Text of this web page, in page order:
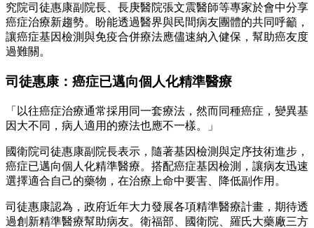
究院司徒惠康副院長、長庚醫院張文震醫師等專家於會中分享
癌症治療新趨勢。盼能透過醫界與民間病友團體的共同呼籲，
讓癌症基因檢測與免疫合併療法應儘速納入健保，幫助癌友度
過難關。
司徒惠康：癌症已邁向個人化精準醫療
「以往癌症治療通常採用同一套療法，然而同種癌症，變異基
因大不同，病人適用的療法也應不一樣。」
國衛院司徒惠康副院長表示，隨著基因檢測與定序技術進步，
癌症已邁向個人化精準醫療。搭配癌症基因檢測，讓病友迅速
選擇適合自己的藥物，在治療上命中要害、降低副作用。
司徒惠康認為，政府近年大力發展各項精準醫療計畫，期待透
過創新精準醫療幫助病友。衛福部、國衛院、羅氏大藥廠三方